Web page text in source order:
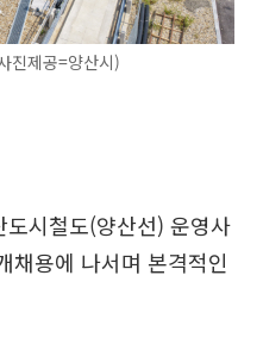
진제공=양산시)
시철도(양산선) 운영사
채용에 나서며 본격적인